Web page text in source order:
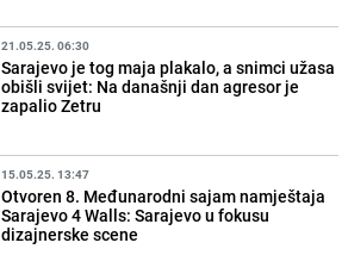
21.05.25. 06:30
Sarajevo je tog maja plakalo, a snimci užasa
obišli svijet: Na današnji dan agresor je
zapalio Zetru
15.05.25. 13:47
Otvoren 8. Međunarodni sajam namještaja
Sarajevo 4 Walls: Sarajevo u fokusu
dizajnerske scene